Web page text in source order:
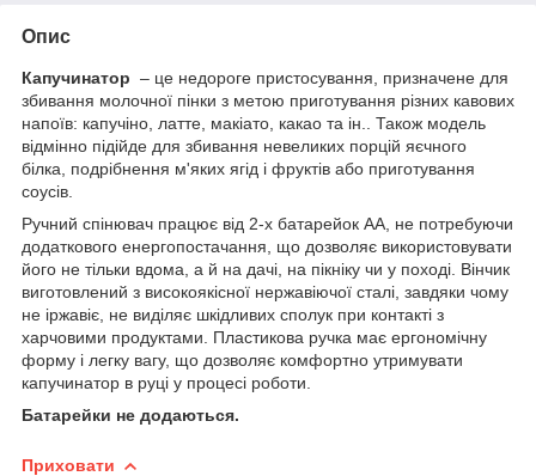
Опис
Капучинатор – це недороге пристосування, призначене для
збивання молочної пінки з метою приготування різних кавових
напоїв: капучіно, латте, макіато, какао та ін.. Також модель
відмінно підійде для збивання невеликих порцій яєчного
білка, подрібнення м'яких ягід і фруктів або приготування
соусів.
Ручний спінювач працює від 2-х батарейок АА, не потребуючи
додаткового енергопостачання, що дозволяє використовувати
його не тільки вдома, а й на дачі, на пікніку чи у поході. Вінчик
виготовлений з високоякісної нержавіючої сталі, завдяки чому
не іржавіє, не виділяє шкідливих сполук при контакті з
харчовими продуктами. Пластикова ручка має ергономічну
форму і легку вагу, що дозволяє комфортно утримувати
капучинатор в руці у процесі роботи.
Батарейки не додаються.
Приховати